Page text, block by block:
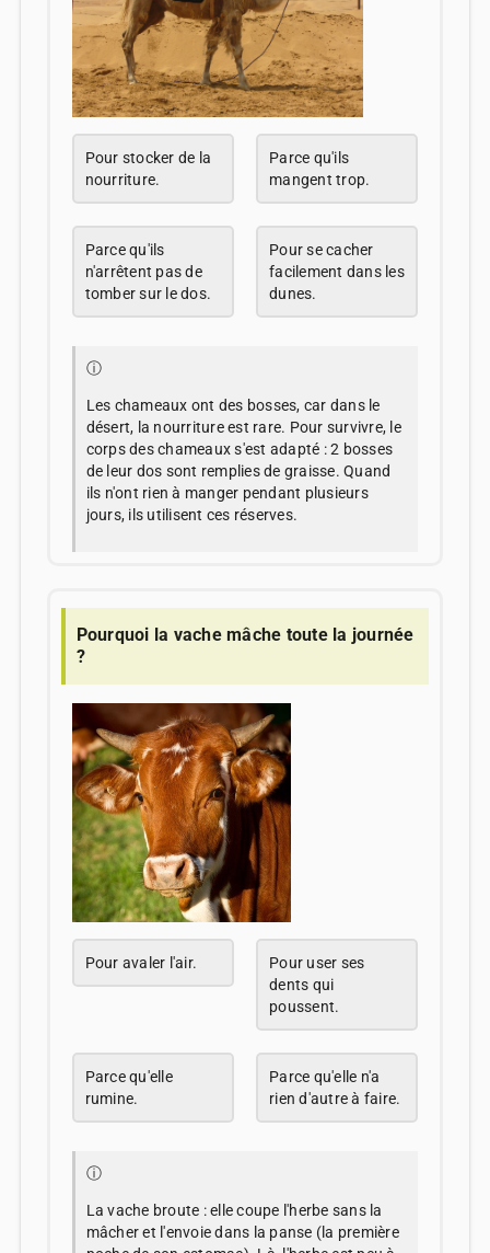
Pour stocker de la
nourriture.
Parce qu'ils
mangent trop.
Parce qu'ils
n'arrêtent pas de
tomber sur le dos.
Pour se cacher
facilement dans les
dunes.
ⓘ
Les chameaux ont des bosses, car dans le
désert, la nourriture est rare. Pour survivre, le
corps des chameaux s'est adapté : 2 bosses
de leur dos sont remplies de graisse. Quand
ils n'ont rien à manger pendant plusieurs
jours, ils utilisent ces réserves.
Pourquoi la vache mâche toute la journée
?
Pour avaler l'air.
Pour user ses
dents qui
poussent.
Parce qu'elle
rumine.
Parce qu'elle n'a
rien d'autre à faire.
ⓘ
La vache broute : elle coupe l'herbe sans la
mâcher et l'envoie dans la panse (la première